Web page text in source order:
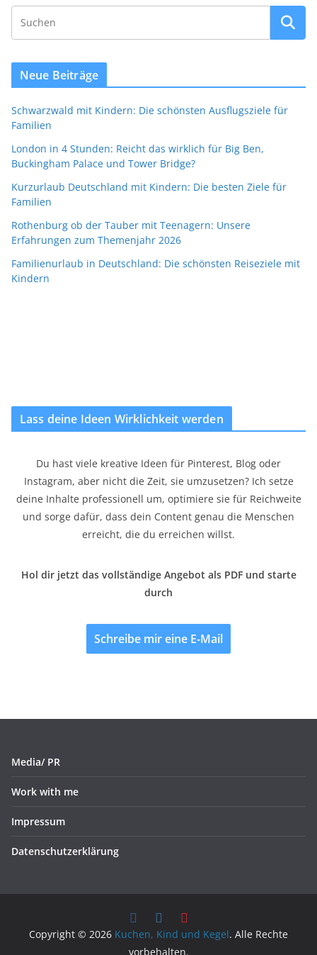
Neue Beiträge
Schwarzwald mit Kindern: Die schönsten Ausflugsziele für
Familien
London in 4 Stunden: Reicht das wirklich für Big Ben,
Buckingham Palace und Tower Bridge?
Kurzurlaub Deutschland mit Kindern: Die besten Ziele für
Familien
Rothenburg ob der Tauber mit Teenagern: Unsere
Erfahrungen zum Themenjahr 2026
Familienurlaub in Deutschland: Die schönsten Reiseziele mit
Kindern
Lass deine Ideen Wirklichkeit werden
Du hast viele kreative Ideen für Pinterest, Blog oder
Instagram, aber nicht die Zeit, sie umzusetzen? Ich setze
deine Inhalte professionell um, optimiere sie für Reichweite
und sorge dafür, dass dein Content genau die Menschen
erreicht, die du erreichen willst.
Hol dir jetzt das vollständige Angebot als PDF und starte
durch
Schreibe mir eine E-Mail
Media/ PR
Work with me
Impressum
Datenschutzerklärung
Copyright © 2026 Kuchen, Kind und Kegel. Alle Rechte
vorbehalten.